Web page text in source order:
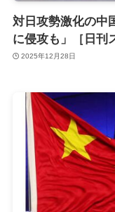
対日攻勢激化の中
に侵攻も」［日刊
2025年12月28日